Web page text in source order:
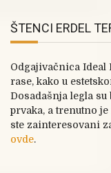
ŠTENCI ERDEL
Odgajivačnica Ideal
rase, kako u
Dosadašnja legla
prvaka, a trenutno
ste zainteresovani
ovde.